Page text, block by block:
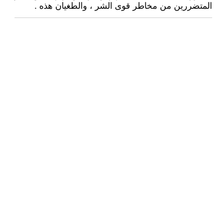
المتضررين من مخاطر قوى الشر ، والطغيان هذه .